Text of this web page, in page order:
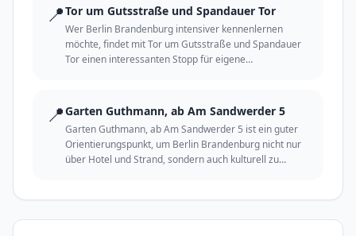
📍Tor um Gutsstraße und Spandauer Tor
Wer Berlin Brandenburg intensiver kennenlernen
möchte, findet mit Tor um Gutsstraße und Spandauer
Tor einen interessanten Stopp für eigene
📍Garten Guthmann, ab Am Sandwerder 5
Garten Guthmann, ab Am Sandwerder 5 ist ein guter
Orientierungspunkt, um Berlin Brandenburg nicht nur
über Hotel und Strand, sondern auch kulturell zu